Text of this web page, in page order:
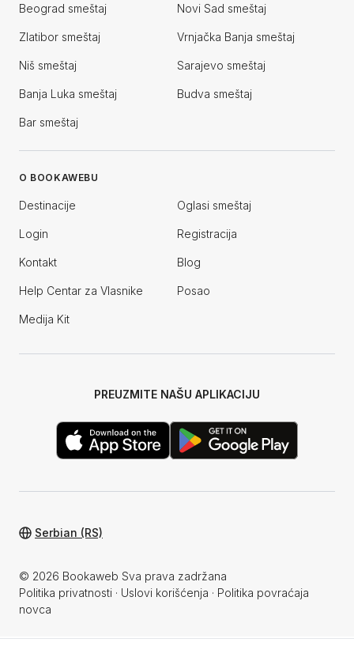
Beograd smeštaj Novi Sad smeštaj
Zlatibor smeštaj Vrnjačka Banja smeštaj
Niš smeštaj Sarajevo smeštaj
Banja Luka smeštaj Budva smeštaj
Bar smeštaj
O BOOKAWEBU
Destinacije Oglasi smeštaj
Login Registracija
Kontakt Blog
Help Centar za Vlasnike Posao
Medija Kit
PREUZMITE NAŠU APLIKACIJU
© 2026 Bookaweb Sva prava zadržana
Politika privatnosti · Uslovi korišćenja · Politika povraćaja
novca
Serbian (RS)